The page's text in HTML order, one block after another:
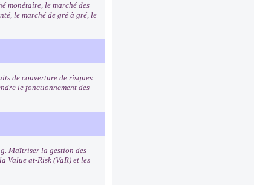
monétaire, le marché des
le marché de gré à gré, le
de couverture de risques.
le fonctionnement des
Maîtriser la gestion des
Value at-Risk (VaR) et les